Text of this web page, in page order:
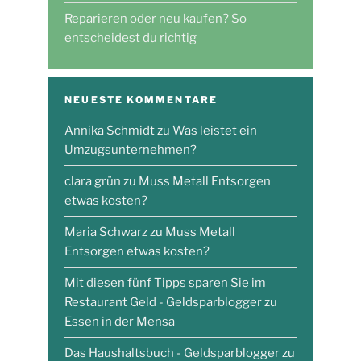
Reparieren oder neu kaufen? So
entscheidest du richtig
NEUESTE KOMMENTARE
Annika Schmidtzu Was leistet ein
Umzugsunternehmen?
clara grün zu Muss Metall Entsorgen
etwas kosten?
Maria Schwarzzu Muss Metall
Entsorgen etwas kosten?
Mit diesen fünf Tipps sparen Sie im
Restaurant Geld - Geldsparbloggerzu
Essen in der Mensa
Das Haushaltsbuch - Geldsparbloggerzu